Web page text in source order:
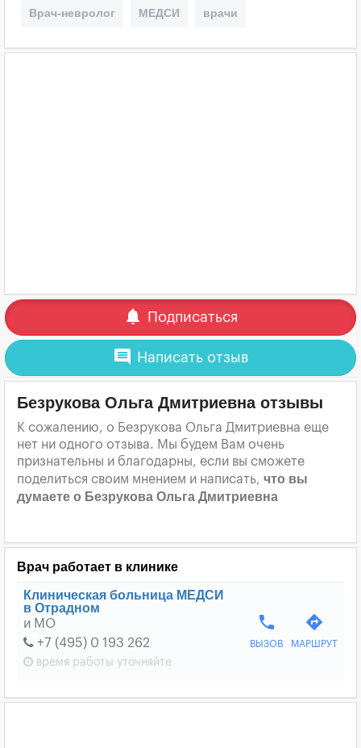
Врач-невролог МЕДСИ врачи
notifications Подписаться
comment Написать отзыв
Безрукова Ольга Дмитриевна отзывы
К сожалению, о Безрукова Ольга Дмитриевна еще
нет ни одного отзыва. Мы будем Вам очень
признательны и благодарны, если вы сможете
поделиться своим мнением и написать, что вы
думаете о Безрукова Ольга Дмитриевна
Врач работает в клинике
Клиническая больница МЕДСИ
в Отрадном
и МО
+7 (495) 0 193 262
время работы уточняйте
phone
ВЫЗОВ
directions
МАРШРУТ